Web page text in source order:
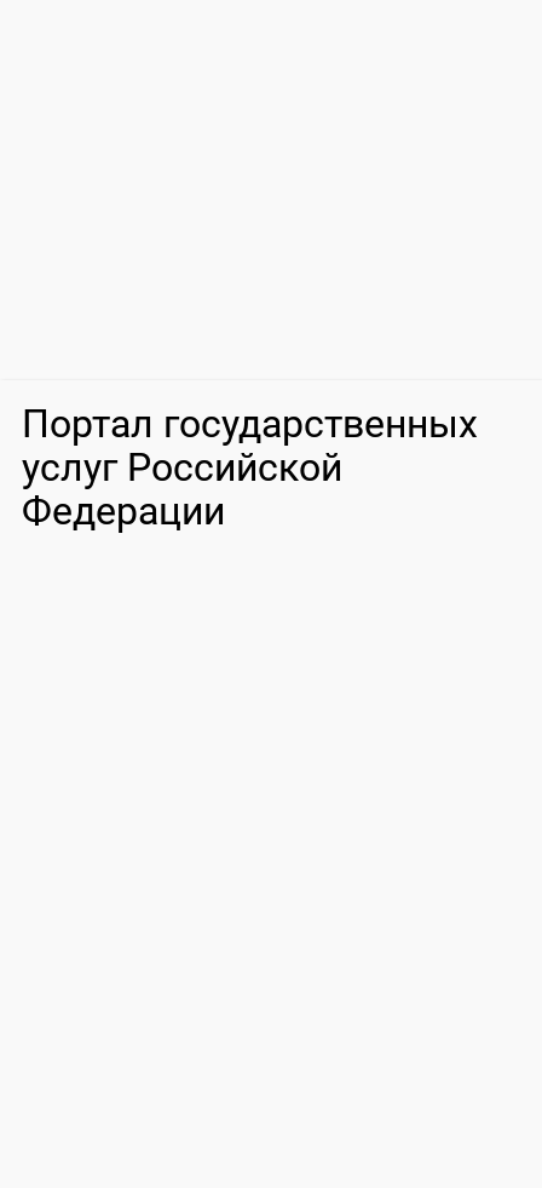
Портал государственных
услуг Российской
Федерации